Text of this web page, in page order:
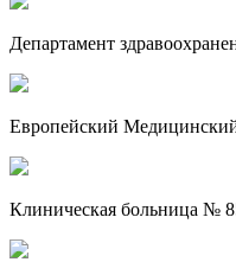
Департамент
Европейский
Клиническая больница №